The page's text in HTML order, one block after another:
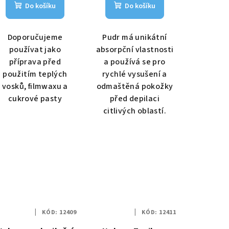
Do košíku
Doporučujeme
používat jako
příprava před
použitím teplých
vosků, filmwaxu a
cukrové pasty
Do košíku
Pudr má unikátní
absorpční vlastnosti
a používá se pro
rychlé vysušení a
odmaštěná pokožky
před depilaci
citlivých oblastí.
KÓD: 12409 KÓD: 12411